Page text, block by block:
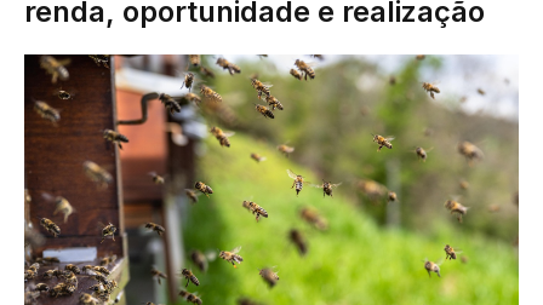
renda, oportunidade e realização